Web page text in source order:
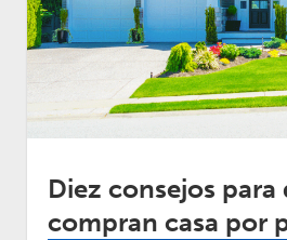
Diez consejos para
compran casa por